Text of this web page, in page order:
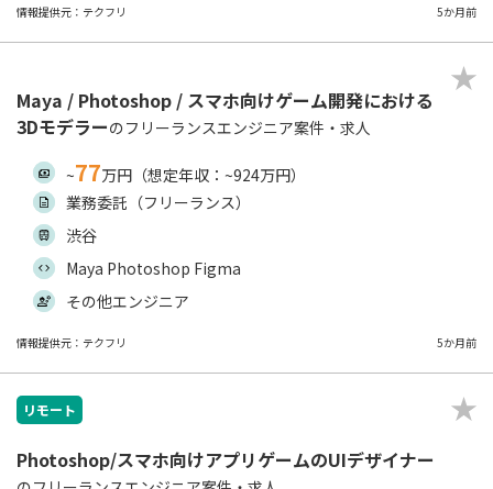
情報提供元：テクフリ 5か月前
Maya / Photoshop / スマホ向けゲーム開発における
3Dモデラーのフリーランスエンジニア案件・求人
~77万円（想定年収：~924万円）
業務委託（フリーランス）
渋谷
Maya Photoshop Figma
その他エンジニア
情報提供元：テクフリ 5か月前
リモート
Photoshop/スマホ向けアプリゲームのUIデザイナー